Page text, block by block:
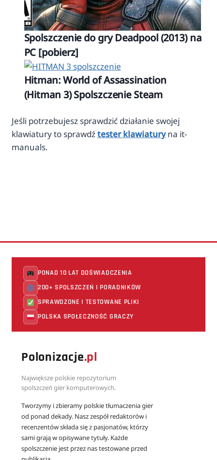
Spolszczenie do gry Deadpool (2013) na
PC [pobierz]
Hitman: World of Assassination
(Hitman 3) Spolszczenie Steam
Jeśli potrzebujesz sprawdzić działanie swojej
klawiatury to sprawdźtester klawiaturyna it-
manuals.
PONAD 10 LAT DOŚWIADCZENIA
200+ SPOLSZCZEŃ I PORADNIKÓW
SPRAWDZONE I TESTOWANE PLIKI
POLSKA SPOŁECZNOŚĆ GRACZY
Polonizacje.pl
Największe polskie repozytorium
spolszczeń gier komputerowych.
Tworzymy i zbieramy polskie tłumaczenia gier
od ponad dekady. Nasz zespół redaktorów i
recenzentów składa się z pasjonatów, którzy
sami grają w opisywane tytuły. Każde
spolszczenie jest przez nas testowane przed